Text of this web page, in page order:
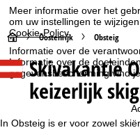
Meer informatie over het
om uw instellingen te
Cookie-Policy.
Informatie over de
Informatie over de
gegevensbescherming vind
S
t
r
Oostenrijk Obsteig
Skivakantie
keizerlijk
In Obsteig is er voor zowel